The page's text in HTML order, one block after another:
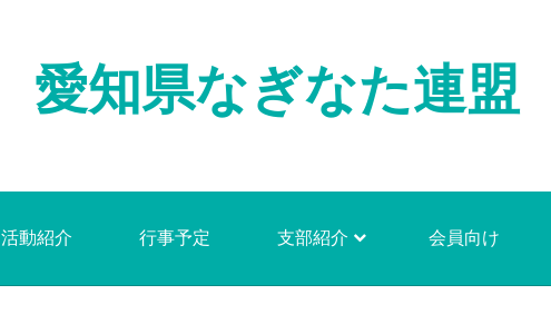
愛知県なぎなた連盟
活動紹介 行事予定 支部紹介 会員向け